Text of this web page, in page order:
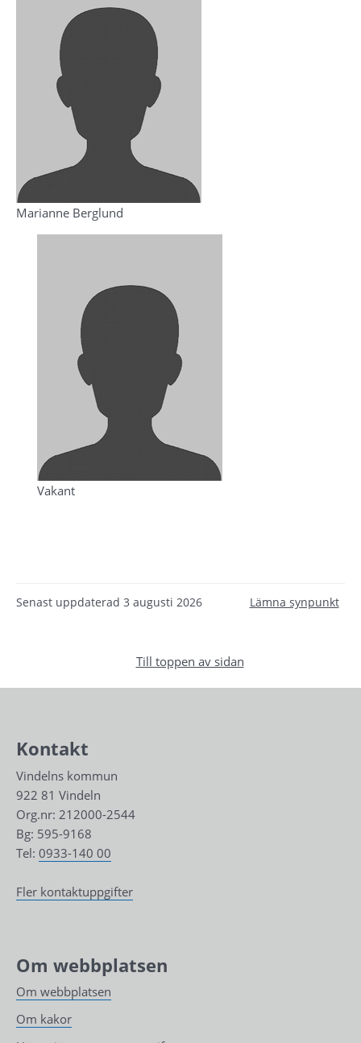
Marianne Berglund
Vakant
Senast uppdaterad 3 augusti 2026 Lämna synpunkt
Till toppen av sidan
Kontakt
Vindelns kommun
922 81 Vindeln
Org.nr: 212000-2544
Bg: 595-9168
Tel: 0933-140 00
Fler kontaktuppgifter
Om webbplatsen
Om webbplatsen
Om kakor